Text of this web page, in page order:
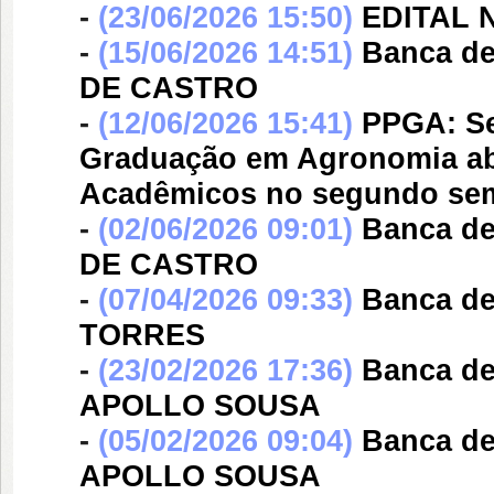
- (23/06/2026 15:50) EDITAL
- (15/06/2026 14:51) Banca
DE CASTRO
- (12/06/2026 15:41) PPGA:
Graduação em Agronomia
Acadêmicos no segundo
- (02/06/2026 09:01) Banca
DE CASTRO
- (07/04/2026 09:33) Banca
TORRES
- (23/02/2026 17:36) Banca
APOLLO SOUSA
- (05/02/2026 09:04) Banca
APOLLO SOUSA